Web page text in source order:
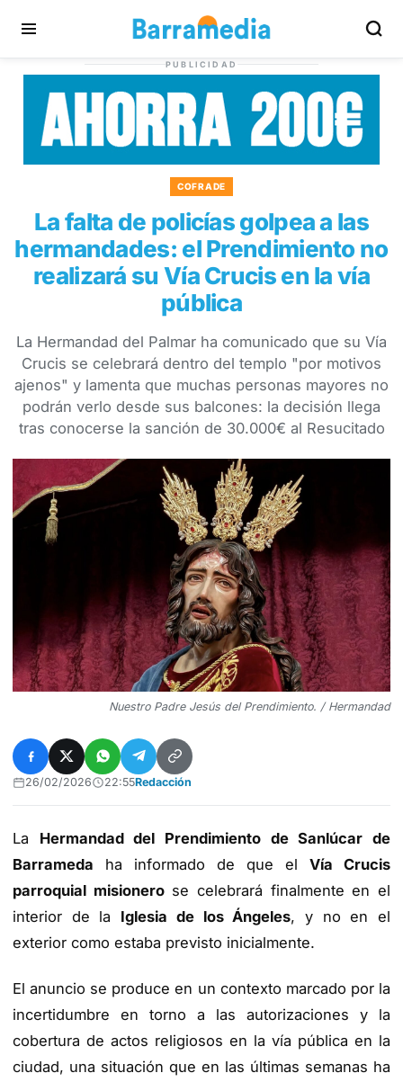
PUBLICIDAD
COFRADE
La falta de policías golpea a las
hermandades: el Prendimiento no
realizará su Vía Crucis en la vía
pública
La Hermandad del Palmar ha comunicado que su Vía
Crucis se celebrará dentro del templo "por motivos
ajenos" y lamenta que muchas personas mayores no
podrán verlo desde sus balcones: la decisión llega
tras conocerse la sanción de 30.000€ al Resucitado
Nuestro Padre Jesús del Prendimiento. / Hermandad
26/02/2026 22:55Redacción
La Hermandad del Prendimiento de Sanlúcar de
Barrameda ha informado de que el Vía Crucis
parroquial misionerose celebrará finalmente en el
interior de la Iglesia de los Ángeles, y no en el
exterior como estaba previsto inicialmente.
El anuncio se produce en un contexto marcado por la
incertidumbre en torno a las autorizaciones y la
cobertura de actos religiosos en la vía pública en la
ciudad, una situación que en las últimas semanas ha